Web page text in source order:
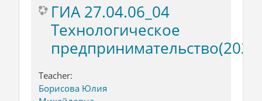
ГИА 27.04.06_04
Технологическое
Teacher:
Борисова Юлия